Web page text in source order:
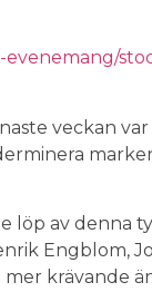
evenemang/
veckan
löp av denna
Engblom,
krävande